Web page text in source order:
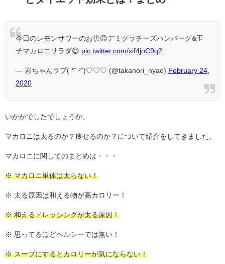
今日のレモンサワーのお供😊デミグラチーズハンバーグ&玉
子マカロニサラダ😄 pic.twitter.com/xif4joC9q2
— 岩ちゃんラブ( *˘ ³˘)♡♡♡ (@takanori_nyao) February 24,
2020
いかがでしたでしょうか。
マカロニは太るのか？痩せるのか？について紹介をしてきました。
マカロニに関してのまとめは・・・
※ マカロニ単体は太らない！
※ 太る原因は和える物が高カロリー！
※ 和えるドレッシングが太る原因！
※ 思ってるほどヘルシーでは無い！
※ スープにするとカロリーが気にならない！